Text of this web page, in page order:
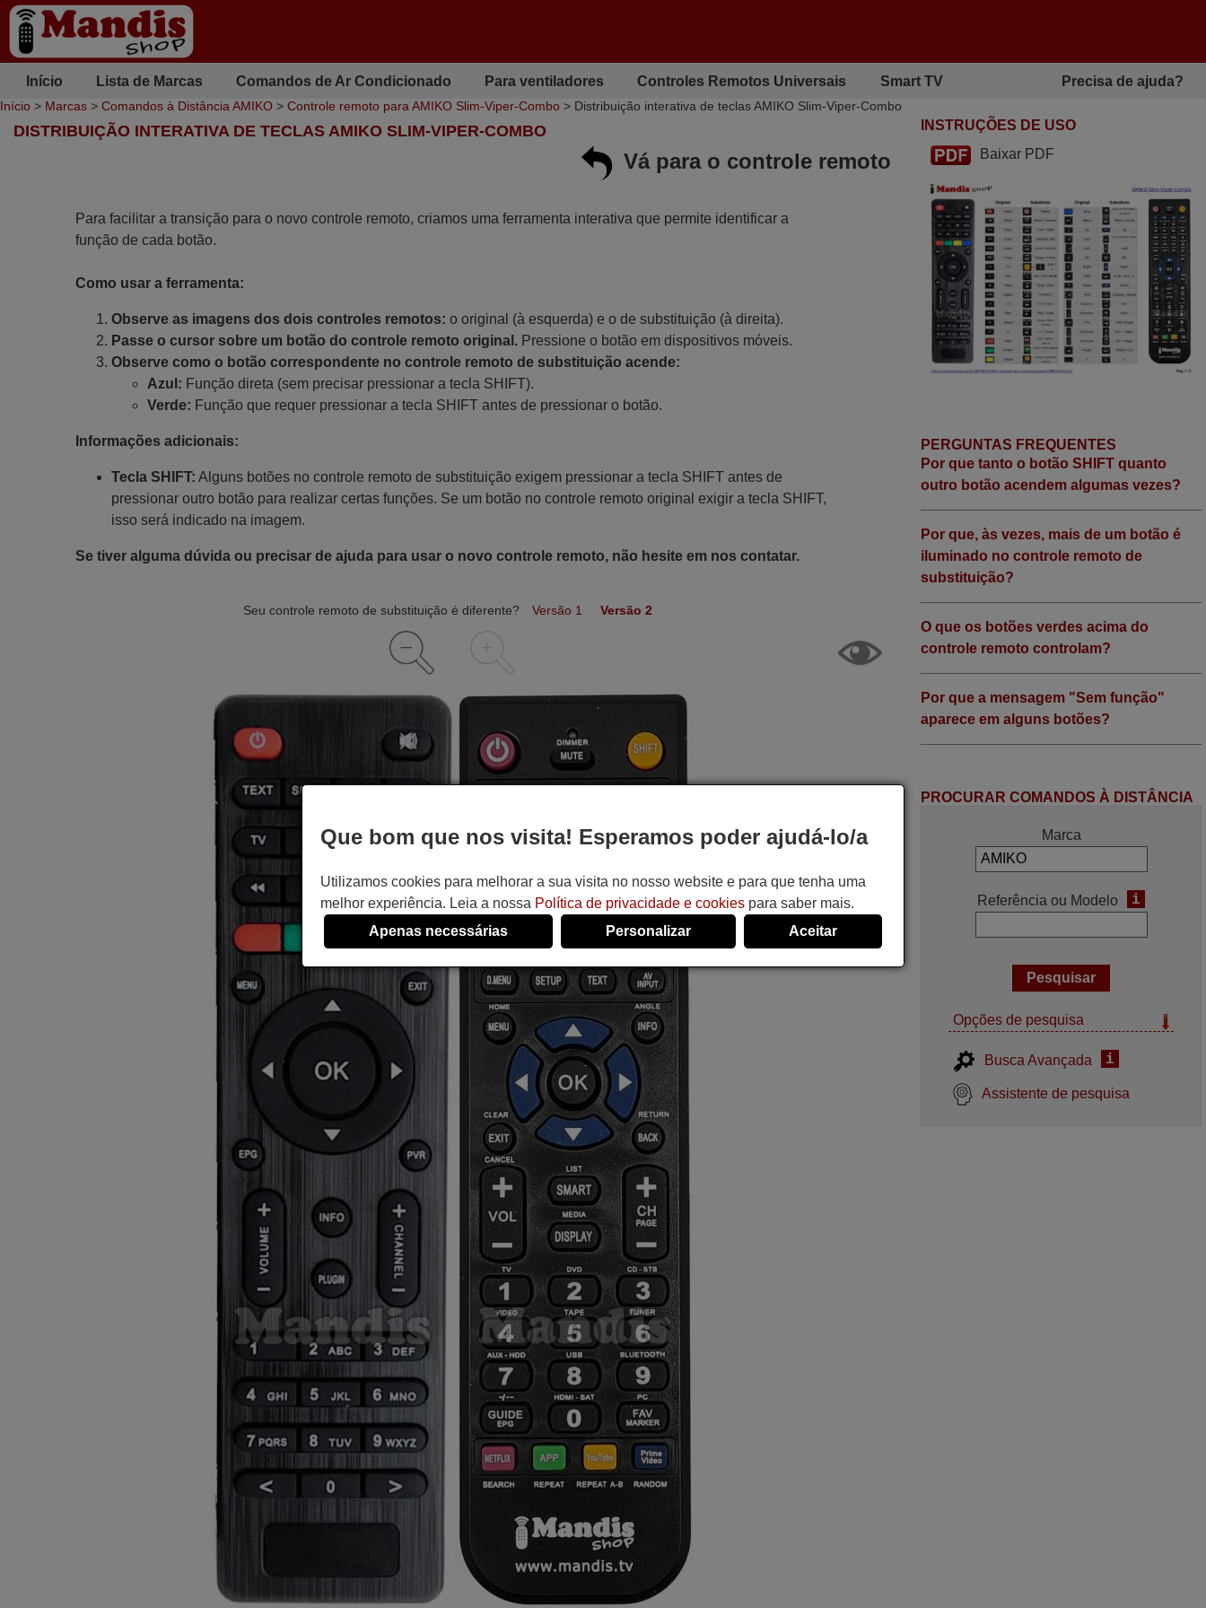
Início Lista de Marcas Comandos de Ar Condicionado Para ventiladores Controles Remotos Universais Smart TV Precisa de ajuda?
Início > Marcas > Comandos à Distância AMIKO > Controle remoto para AMIKO Slim-Viper-Combo > Distribuição interativa de teclas AMIKO Slim-Viper-Combo
DISTRIBUIÇÃO INTERATIVA DE TECLAS AMIKO SLIM-VIPER-COMBO
Vá para o controle remoto
Para facilitar a transição para o novo controle remoto, criamos uma ferramenta interativa que permite identificar a
função de cada botão.
Como usar a ferramenta:
Observe as imagens dos dois controles remotos: o original (à esquerda) e o de substituição (à direita).
Passe o cursor sobre um botão do controle remoto original.Pressione o botão em dispositivos móveis.
Observe como o botão correspondente no controle remoto de substituição acende:
Azul: Função direta (sem precisar pressionar a tecla SHIFT).
Verde: Função que requer pressionar a tecla SHIFT antes de pressionar o botão.
Informações adicionais:
Tecla SHIFT: Alguns botões no controle remoto de substituição exigem pressionar a tecla SHIFT antes de
pressionar outro botão para realizar certas funções. Se um botão no controle remoto original exigir a tecla SHIFT,
isso será indicado na imagem.
Se tiver alguma dúvida ou precisar de ajuda para usar o novo controle remoto, não hesite em nos contatar.
Seu controle remoto de substituição é diferente? Versão 1 Versão 2
INSTRUÇÕES DE USO
Baixar PDF
PERGUNTAS FREQUENTES
Por que tanto o botão SHIFT quanto
outro botão acendem algumas vezes?
Por que, às vezes, mais de um botão é
iluminado no controle remoto de
substituição?
O que os botões verdes acima do
controle remoto controlam?
Por que a mensagem "Sem função"
aparece em alguns botões?
PROCURAR COMANDOS À DISTÂNCIA
Marca
Referência ou Modelo i
Opções de pesquisa
Busca Avançada i
Assistente de pesquisa
Que bom que nos visita! Esperamos poder ajudá-lo/a
Utilizamos cookies para melhorar a sua visita no nosso website e para que tenha uma
melhor experiência. Leia a nossa Política de privacidade e cookies para saber mais.
Apenas necessárias
Personalizar Aceitar